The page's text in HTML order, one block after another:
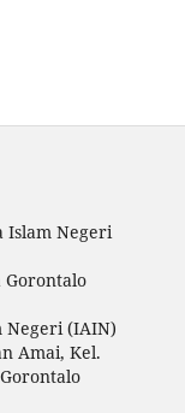
Islam Negeri
Gorontalo
Negeri (IAIN)
Amai, Kel.